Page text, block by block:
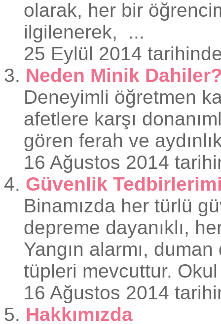
olarak, her bir
ilgilenerek, ...
25 Eylül 2014
3. Neden Minik
Deneyimli öğretmen
afetlere karşı
gören ferah ve
16 Ağustos 2014
4. Güvenlik
Binamızda her türlü
depreme dayanıklı,
Yangın alarmı,
tüpleri mevcuttur.
16 Ağustos 2014
5. Hakkımızda